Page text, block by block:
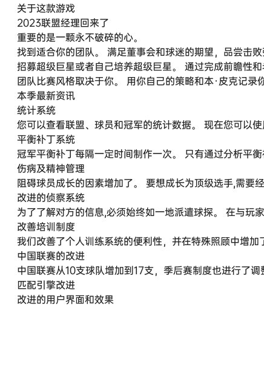
关于这款游戏
2023联盟经理回来了
重要的是一颗永不破碎的心。
找到适合你的团队。 满足董事会和球迷的期望，品尝击败
招募超级巨星或者自己培养超级巨星。 通过完成前瞻性
团队比赛风格取决于你。 用你自己的策略和本·皮克记录
本季最新资讯
统计系统
您可以查看联盟、球员和冠军的统计数据。 现在您可以使
平衡补丁系统
冠军平衡补丁每隔一定时间制作一次。 只有通过分析平
伤病及精神管理
阻碍球员成长的因素增加了。 要想成长为顶级选手,需要经
改进的侦察系统
为了了解对方的信息,必须始终如一地派遣球探。 在与玩
改善培训制度
我们改善了个人训练系统的便利性，并在特殊照顾中增
中国联赛的改进
中国联赛从10支球队增加到17支，季后赛制度也进行了调
匹配引擎改进
改进的用户界面和效果